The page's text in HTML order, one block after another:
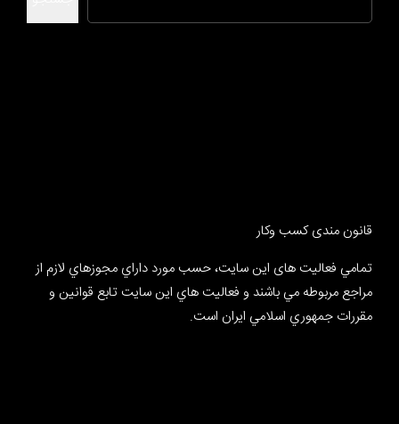
قانون مندی کسب وکار
تمامي فعالیت های این سایت، حسب مورد داراي مجوزهاي لازم از
مراجع مربوطه مي باشند و فعاليت هاي اين سايت تابع قوانين و
مقررات جمهوري اسلامي ايران است.